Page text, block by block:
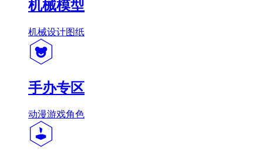
机械模型
机械设计图纸
手办专区
动漫游戏角色